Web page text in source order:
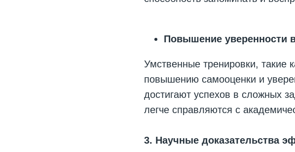
Повышение уверенности
Умственные тренировки, такие
повышению самооценки и
достигают успехов в сложных
легче справляются с
3. Научные доказательства